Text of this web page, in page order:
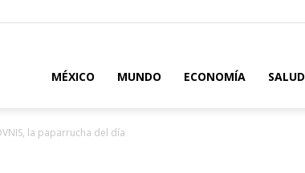
MÉXICO MUNDO ECONOMÍA SALUD
la paparrucha del día